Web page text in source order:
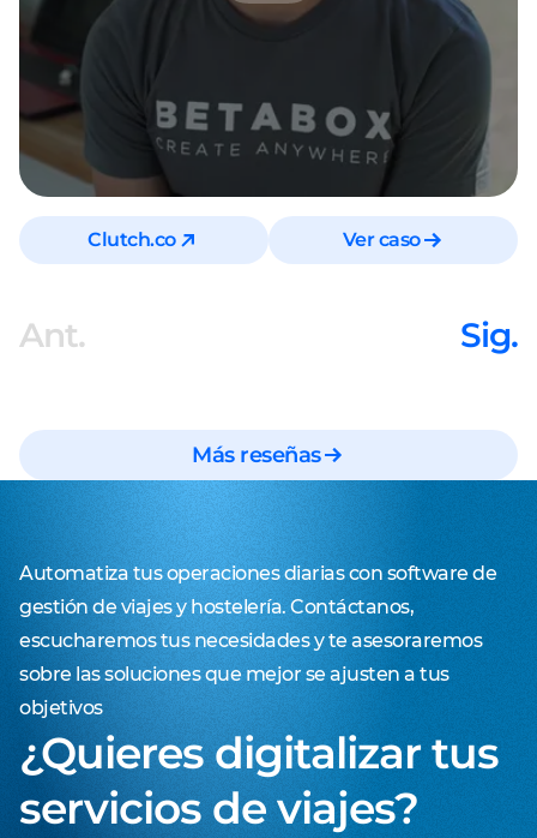
Clutch.co Ver caso
Ant. Sig.
Más reseñas
Automatiza tus operaciones diarias con software de
gestión de viajes y hostelería. Contáctanos,
escucharemos tus necesidades y te asesoraremos
sobre las soluciones que mejor se ajusten a tus
objetivos
¿Quieres digitalizar tus
servicios de viajes?